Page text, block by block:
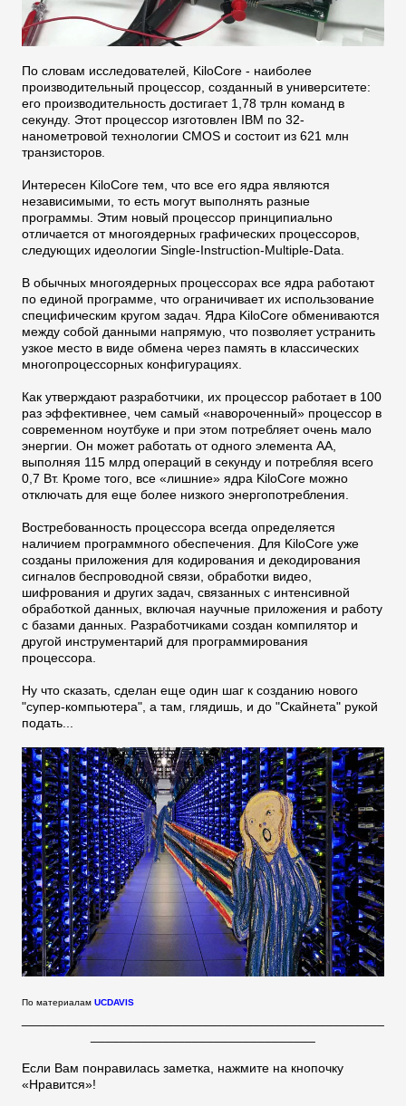
По словам исследователей, KiloCore - наиболее
производительный процессор, созданный в университете:
его производительность достигает 1,78 трлн команд в
секунду. Этот процессор изготовлен IBM по 32-
нанометровой технологии CMOS и состоит из 621 млн
транзисторов.
Интересен KiloCore тем, что все его ядра являются
независимыми, то есть могут выполнять разные
программы. Этим новый процессор принципиально
отличается от многоядерных графических процессоров,
следующих идеологии Single-Instruction-Multiple-Data.
В обычных многоядерных процессорах все ядра работают
по единой программе, что ограничивает их использование
специфическим кругом задач. Ядра KiloCore обмениваются
между собой данными напрямую, что позволяет устранить
узкое место в виде обмена через память в классических
многопроцессорных конфигурациях.
Как утверждают разработчики, их процессор работает в 100
раз эффективнее, чем самый «навороченный» процессор в
современном ноутбуке и при этом потребляет очень мало
энергии. Он может работать от одного элемента AA,
выполняя 115 млрд операций в секунду и потребляя всего
0,7 Вт. Кроме того, все «лишние» ядра KiloCore можно
отключать для еще более низкого энергопотребления.
Востребованность процессора всегда определяется
наличием программного обеспечения. Для KiloCore уже
созданы приложения для кодирования и декодирования
сигналов беспроводной связи, обработки видео,
шифрования и других задач, связанных с интенсивной
обработкой данных, включая научные приложения и работу
с базами данных. Разработчиками создан компилятор и
другой инструментарий для программирования
процессора.
Ну что сказать, сделан еще один шаг к созданию нового
"супер-компьютера", а там, глядишь, и до "Скайнета" рукой
подать...
По материалам UCDAVIS
Если Вам понравилась заметка, нажмите на кнопочку
«Нравится»!